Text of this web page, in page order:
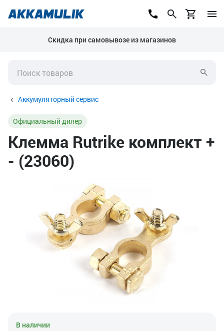
Скидка при самовывозе из магазинов
Аккумуляторный сервис
Официальный дилер
Клемма Rutrike комплект +
- (23060)
В наличии